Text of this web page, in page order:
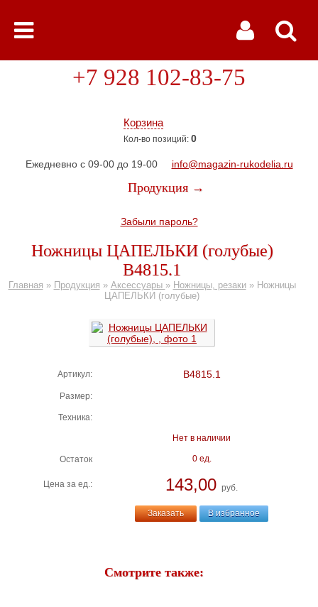
Корзина
Кол-во позиций: 0
+7 928 102-83-75
Ежедневно с 09-00 до 19-00 info@magazin-rukodelia.ru
Продукция →
Забыли пароль?
Ножницы ЦАПЕЛЬКИ (голубые)
В4815.1
Главная » Продукция » Аксессуары » Ножницы, резаки» Ножницы
ЦАПЕЛЬКИ (голубые)
Артикул: В4815.1
Размер:
Техника:
Нет в наличии
Остаток 0 ед.
Цена за ед.: 143,00 руб.
Заказать В избранное
Смотрите также: